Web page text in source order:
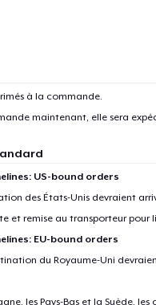
à la commande.
maintenant, elle sera
US-bound orders
des États-Unis devraient
et remise au transporteur pour
EU-bound orders
du Royaume-Uni
les Pays-Bas et la Suède,